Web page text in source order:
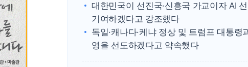
대한민국이 선진국·신흥국 가교이자 AI
기여하겠다고 강조했다
독일·캐나다·케냐 정상 및 트럼프 대통
영을 선도하겠다고 약속했다